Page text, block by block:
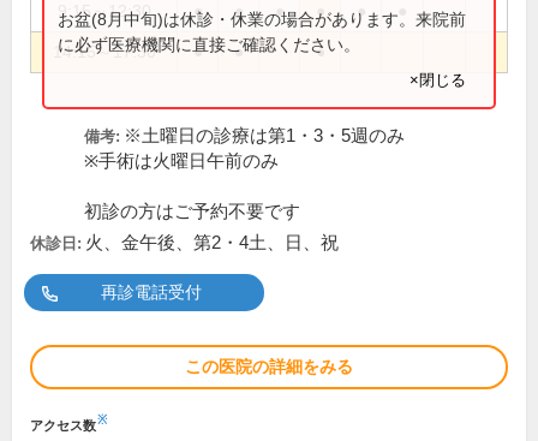
9:15～12:30 ● ● ● ● ●
14:15～17:30 ● ● ●
お盆(8月中旬)は休診・休業の場合があります。来院前
に必ず医療機関に直接ご確認ください。
×閉じる
備考: ※土曜日の診療は第1・3・5週のみ
※手術は火曜日午前のみ
初診の方はご予約不要です
休診日: 火、金午後、第2・4土、日、祝
再診電話受付
この医院の詳細をみる
アクセス数※